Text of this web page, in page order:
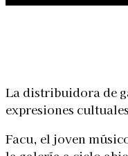
La distribuidora de
expresiones
Facu, el joven